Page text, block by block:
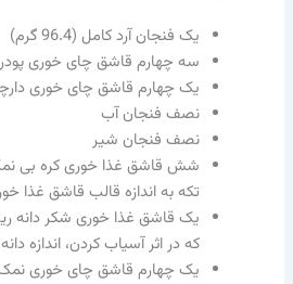
یک فنجان آرد کامل (96.4 گرم)
سه چهارم قاشق چای خوری پودر
یک چهارم قاشق چای خوری
نصف فنجان آب
نصف فنجان شیر
شش قاشق غذا خوری کره بی
تکه به اندازه قالب قاشق غذا
یک قاشق غذا خوری شکر دانه
که در اثر آسیاب کردن، اندازه
یک چهارم قاشق چای خوری